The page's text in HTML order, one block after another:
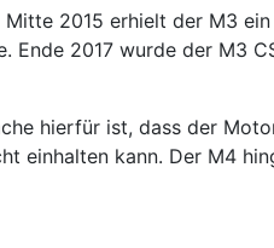
2015 erhielt der M3
Ende 2017 wurde der M3
hierfür ist, dass der
einhalten kann. Der M4